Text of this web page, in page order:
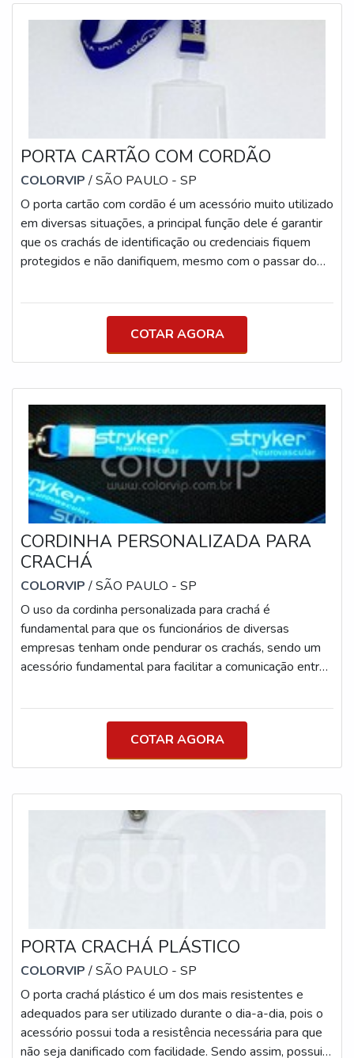
retrátil resistente, com extensão aproximada de 60 cm
🔹 Fixação: Clip traseiro que se prende facilmente em
bolsos, cintos ou roupas 🔹 Material: Corpo em plástico
resistente com ótima durabilidade 🔹 Ideal para:
Empresas, eventos, feiras, hospitais e instituições de
PORTA CARTÃO COM CORDÃO
COLORVIP/ SÃO PAULO - SP
O porta cartão com cordão é um acessório muito utilizado
em diversas situações, a principal função dele é garantir
que os crachás de identificação ou credenciais fiquem
protegidos e não danifiquem, mesmo com o passar do
confecção do acessório é feita em plástico, o que garante
toda a segurança necessária, pois não quebra com
facilidade, o que permite que tenha longa durabilidade e
não seja necessário realizar a troca com frequência. Um
COTAR AGORA
CORDINHA PERSONALIZADA PARA
CRACHÁ
COLORVIP/ SÃO PAULO - SP
O uso da cordinha personalizada para crachá é
fundamental para que os funcionários de diversas
empresas tenham onde pendurar os crachás, sendo um
acessório fundamental para facilitar a comunicação entre
CORDA PERSONALIZADA PARA CRACHÁ É possível
que a personalização seja feita com o nome, logotipo,
site e demais informações que a organização seja colocar
no cordão. Portanto, é necessário que seja criado uma
COTAR AGORA
PORTA CRACHÁ PLÁSTICO
COLORVIP/ SÃO PAULO - SP
O porta crachá plástico é um dos mais resistentes e
adequados para ser utilizado durante o dia-a-dia, pois o
acessório possui toda a resistência necessária para que
não seja danificado com facilidade. Sendo assim, possui